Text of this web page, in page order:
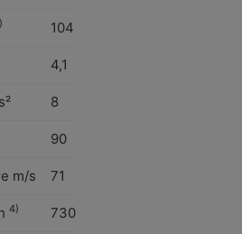
104
4,1
8
90
m/s 71
4) 730